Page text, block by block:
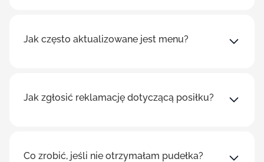
Jak często aktualizowane jest menu?
Jak zgłosić reklamację dotyczącą posiłku?
Co zrobić, jeśli nie otrzymałam pudełka?